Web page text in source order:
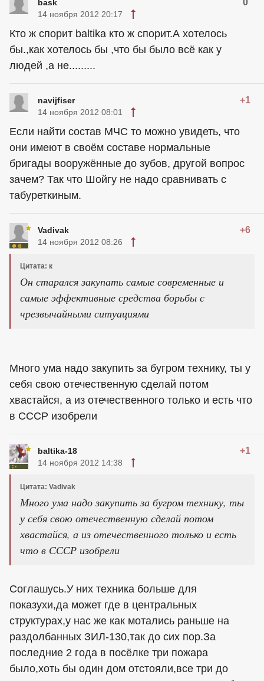
bask
14 ноября 2012 20:17
Кто ж спорит baltika кто ж спорит.А хотелось
бы.,как хотелось бы ,что бы было всё как у
людей ,а не.........
navijfiser +1
14 ноября 2012 08:01
Если найти состав МЧС то можно увидеть, что
они имеют в своём составе нормальные
бригады вооружённые до зубов, другой вопрос
зачем? Так что Шойгу не надо сравнивать с
табуреткиным.
Vadivak +6
14 ноября 2012 08:26
Цитата: к
Он старался закупать самые современные и
самые эффективные средства борьбы с
чрезвычайными ситуациями
Много ума надо закупить за бугром технику, ты у
себя свою отечественную сделай потом
хвастайся, а из отечественного только и есть что
в СССР изобрели
baltika-18 +1
14 ноября 2012 14:38
Цитата: Vadivak
Много ума надо закупить за бугром технику, ты
у себя свою отечественную сделай потом
хвастайся, а из отечественного только и есть
что в СССР изобрели
Соглашусь.У них техника больше для
показухи,да может где в центральных
структурах,у нас же как мотались раньше на
раздолбанных ЗИЛ-130,так до сих пор.За
последние 2 года в посёлке три пожара
было,хоть бы один дом отстояли,все три до